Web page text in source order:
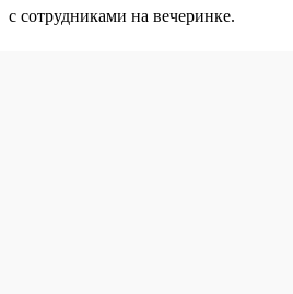
с сотрудниками на вечеринке.